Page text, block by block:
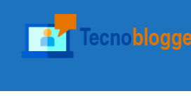
contenido